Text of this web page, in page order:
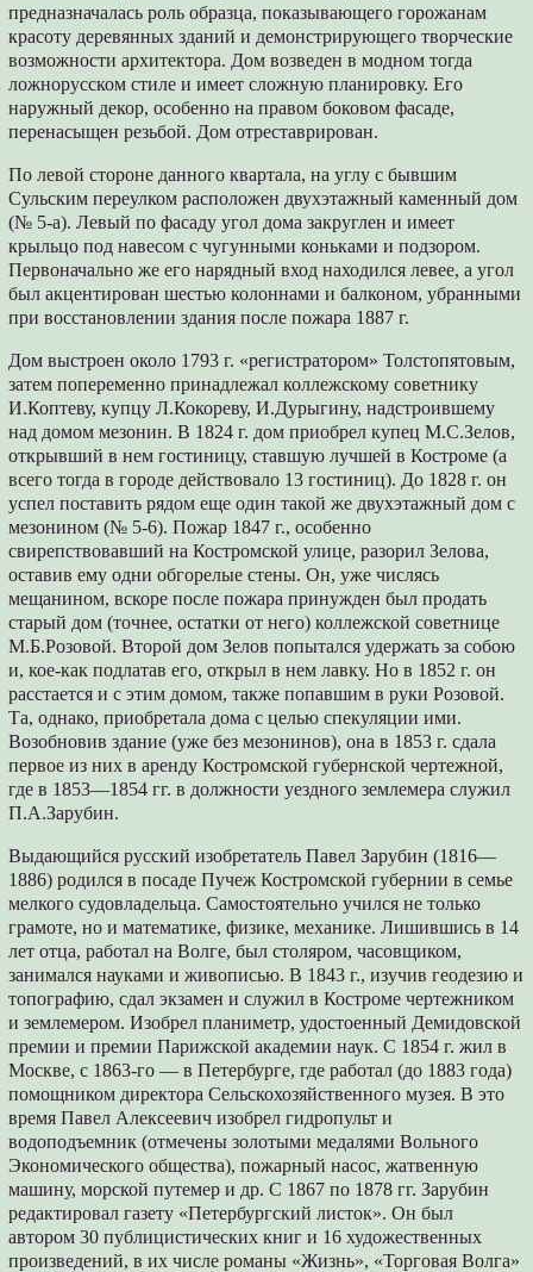
предназначалась роль образца, показывающего горожанам
красоту деревянных зданий и демонстрирующего творческие
возможности архитектора. Дом возведен в модном тогда
ложнорусском стиле и имеет сложную планировку. Его
наружный декор, особенно на правом боковом фасаде,
перенасыщен резьбой. Дом отреставрирован.
По левой стороне данного квартала, на углу с бывшим
Сульским переулком расположен двухэтажный каменный дом
(№ 5-а). Левый по фасаду угол дома закруглен и имеет
крыльцо под навесом с чугунными коньками и подзором.
Первоначально же его нарядный вход находился левее, а угол
был акцентирован шестью колоннами и балконом, убранными
при восстановлении здания после пожара 1887 г.
Дом выстроен около 1793 г. «регистратором» Толстопятовым,
затем попеременно принадлежал коллежскому советнику
И.Коптеву, купцу Л.Кокореву, И.Дурыгину, надстроившему
над домом мезонин. В 1824 г. дом приобрел купец М.С.Зелов,
открывший в нем гостиницу, ставшую лучшей в Костроме (а
всего тогда в городе действовало 13 гостиниц). До 1828 г. он
успел поставить рядом еще один такой же двухэтажный дом с
мезонином (№ 5-6). Пожар 1847 г., особенно
свирепствовавший на Костромской улице, разорил Зелова,
оставив ему одни обгорелые стены. Он, уже числясь
мещанином, вскоре после пожара принужден был продать
старый дом (точнее, остатки от него) коллежской советнице
М.Б.Розовой. Второй дом Зелов попытался удержать за собою
и, кое-как подлатав его, открыл в нем лавку. Но в 1852 г. он
расстается и с этим домом, также попавшим в руки Розовой.
Та, однако, приобретала дома с целью спекуляции ими.
Возобновив здание (уже без мезонинов), она в 1853 г. сдала
первое из них в аренду Костромской губернской чертежной,
где в 1853—1854 гг. в должности уездного землемера служил
П.А.Зарубин.
Выдающийся русский изобретатель Павел Зарубин (1816—
1886) родился в посаде Пучеж Костромской губернии в семье
мелкого судовладельца. Самостоятельно учился не только
грамоте, но и математике, физике, механике. Лишившись в 14
лет отца, работал на Волге, был столяром, часовщиком,
занимался науками и живописью. В 1843 г., изучив геодезию и
топографию, сдал экзамен и служил в Костроме чертежником
и землемером. Изобрел планиметр, удостоенный Демидовской
премии и премии Парижской академии наук. С 1854 г. жил в
Москве, с 1863-го — в Петербурге, где работал (до 1883 года)
помощником директора Сельскохозяйственного музея. В это
время Павел Алексеевич изобрел гидропульт и
водоподъемник (отмечены золотыми медалями Вольного
Экономического общества), пожарный насос, жатвенную
машину, морской путемер и др. С 1867 по 1878 гг. Зарубин
редактировал газету «Петербургский листок». Он был
автором 30 публицистических книг и 16 художественных
произведений, в их числе романы «Жизнь», «Торговая Волга»